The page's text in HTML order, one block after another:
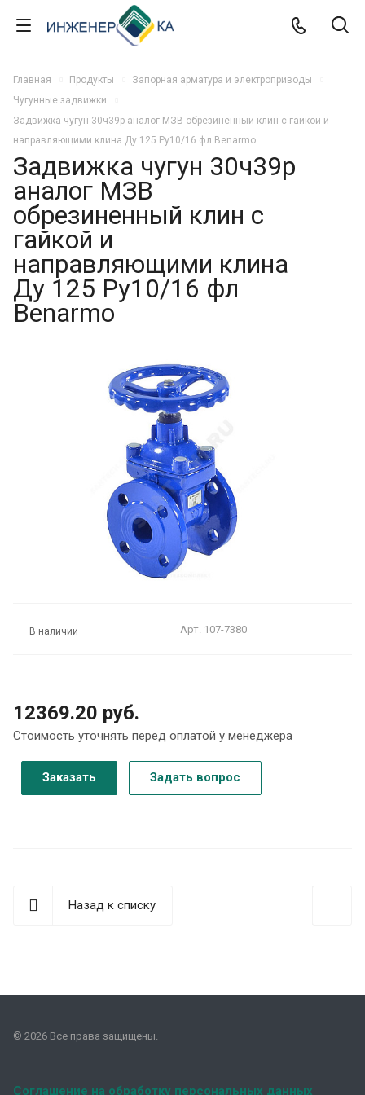
Главная Продукты
Запорная арматура и электроприводы
Чугунные задвижки
Задвижка чугун 30ч39р аналог МЗВ обрезиненный клин с гайкой и
направляющими клина Ду 125 Ру10/16 фл Benarmo
Задвижка чугун 30ч39р
аналог МЗВ
обрезиненный клин с
гайкой и
направляющими клина
Ду 125 Ру10/16 фл
Benarmo
В наличии Арт. 107-7380
12369.20 руб.
Стоимость уточнять перед оплатой у менеджера
Заказать Задать вопрос
Назад к списку
© 2026 Все права защищены.
Соглашение на обработку персональных данных